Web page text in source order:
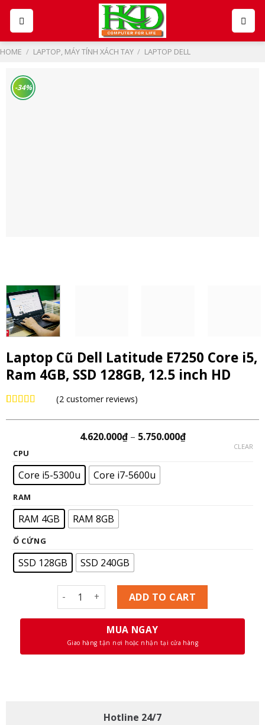
Skip
content
HOME / LAPTOP, MÁY TÍNH XÁCH TAY / LAPTOP DELL
-34%
Laptop Cũ Dell Latitude E7250 Core i5,
Ram 4GB, SSD 128GB, 12.5 inch HD
out of 5
ratings
(2customer reviews)
4.620.000₫– 5.750.000₫
CPU
Core i5-5300u Core i7-5600u
RAM
RAM 4GB RAM 8GB
Ổ CỨNG
SSD 128GB SSD 240GB
CLEAR
Laptop Cũ Dell Latitude E7250 Core i5, Ram
ADD TO CART
MUA NGAY
Giao hàng tận nơi hoặc nhận tại cửa hàng
Hotline 24/7